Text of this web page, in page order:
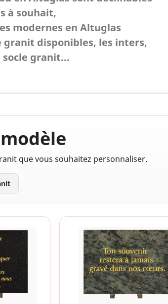
à souhait,
modernes en Altuglas
granit disponibles, les inters,
granit...
que vous souhaitez personnaliser.